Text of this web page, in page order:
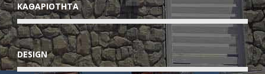
ΚΑΘΑΡΙΟΤΗΤΑ
DESIGN